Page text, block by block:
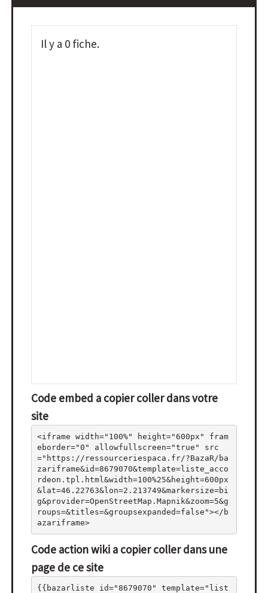
Code embed a copier coller dans votre
site
<iframe width="100%" height="600px" fram
eborder="0" allowfullscreen="true" src
="https://ressourceriespaca.fr/?BazaR/ba
zariframe&id=8679070&template=liste_acco
rdeon.tpl.html&width=100%25&height=600px
&lat=46.22763&lon=2.213749&markersize=bi
g&provider=OpenStreetMap.Mapnik&zoom=5&g
roups=&titles=&groupsexpanded=false"></b
azariframe>
Code action wiki a copier coller dans une
page de ce site
{{bazarliste id="8679070" template="list